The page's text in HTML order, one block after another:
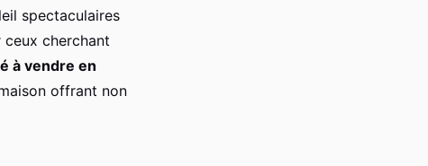
spectaculaires
cherchant
à vendre en
offrant non